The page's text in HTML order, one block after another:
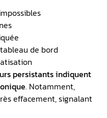
de bord
persistants indiquent
. Notamment,
effacement, signalant